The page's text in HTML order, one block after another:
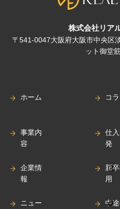
株式会社リア
〒541-0047大阪府大阪市中央区
ット御堂
ホーム
事業内
容
企業情
報
ニュー
コ
仕
発
新
用
中